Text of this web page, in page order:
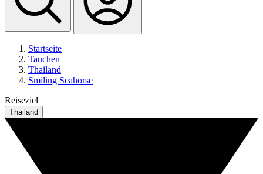
Startseite
Tauchen
Thailand
Smiling Seahorse
Reiseziel
Thailand